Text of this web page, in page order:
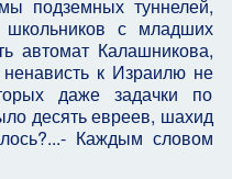
подземных туннелей,
школьников с младших
автомат Калашникова,
к Израилю не
даже задачки по
десять евреев, шахид
Каждым словом